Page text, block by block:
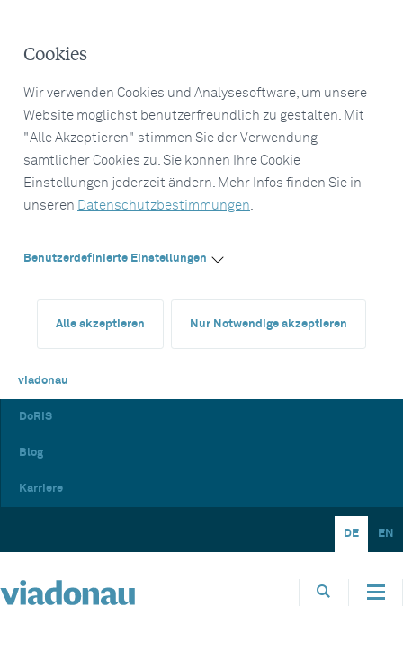
Cookies
Wir verwenden Cookies und Analysesoftware, um unsere
Website möglichst benutzerfreundlich zu gestalten. Mit
"Alle Akzeptieren" stimmen Sie der Verwendung
sämtlicher Cookies zu. Sie können Ihre Cookie
Einstellungen jederzeit ändern. Mehr Infos finden Sie in
unseren Datenschutzbestimmungen.
Benutzerdefinierte Einstellungen
Alle akzeptieren Nur Notwendige akzeptieren
viadonau
DoRIS
Blog
Karriere
DE EN